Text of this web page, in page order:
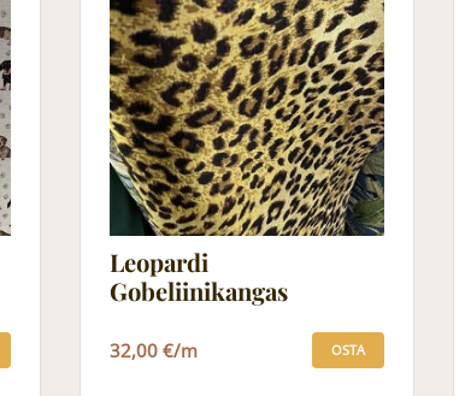
Leopardi
Gobeliinikangas
32,00 €/m OSTA